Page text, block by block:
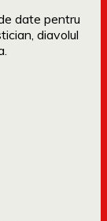
date pentru
diavolul